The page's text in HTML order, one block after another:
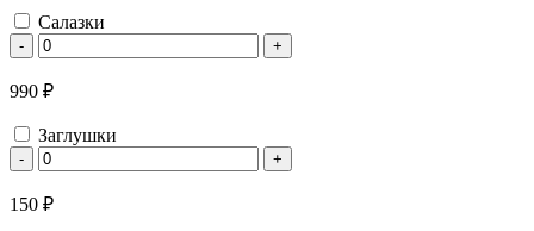
Салазки
- +
990 ₽
Заглушки
- +
150 ₽